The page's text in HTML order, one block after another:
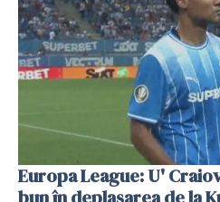
Europa League: U'